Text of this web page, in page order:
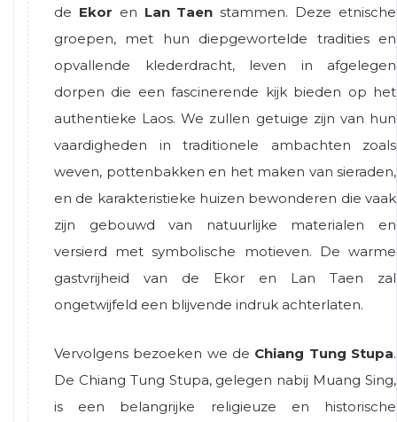
de Ekor en Lan Taen stammen. Deze etnische
groepen, met hun diepgewortelde tradities en
opvallende klederdracht, leven in afgelegen
dorpen die een fascinerende kijk bieden op het
authentieke Laos. We zullen getuige zijn van hun
vaardigheden in traditionele ambachten zoals
weven, pottenbakken en het maken van sieraden,
en de karakteristieke huizen bewonderen die vaak
zijn gebouwd van natuurlijke materialen en
versierd met symbolische motieven. De warme
gastvrijheid van de Ekor en Lan Taen zal
ongetwijfeld een blijvende indruk achterlaten.
Vervolgens bezoeken we de Chiang Tung Stupa.
De Chiang Tung Stupa, gelegen nabij Muang Sing,
is een belangrijke religieuze en historische